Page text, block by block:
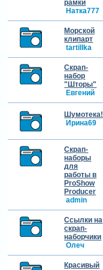
рамки
Натка777
Морской
клипарт
tartillka
Скрап-
набор
"Шторы"
Евгений
Шумотека!
Ирина69
Скрап-
наборы
для
работы в
ProShow
Producer
admin
Ссылки на
скрап-
наборчики
Олеч
Красивый